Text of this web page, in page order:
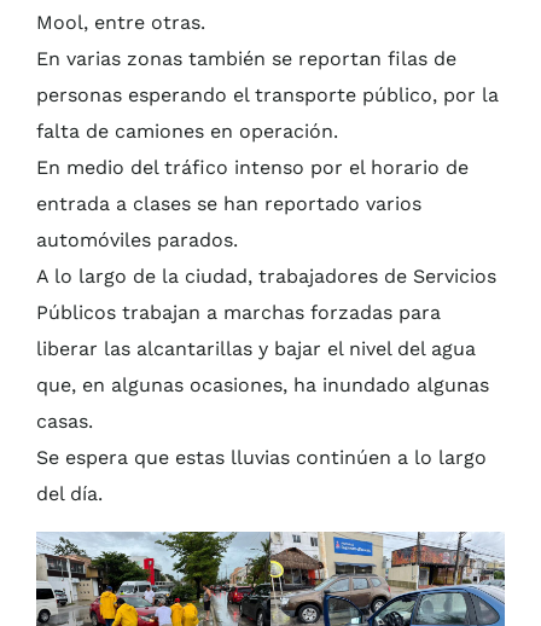
Mool, entre otras.
En varias zonas también se reportan filas de
personas esperando el transporte público, por la
falta de camiones en operación.
En medio del tráfico intenso por el horario de
entrada a clases se han reportado varios
automóviles parados.
A lo largo de la ciudad, trabajadores de Servicios
Públicos trabajan a marchas forzadas para
liberar las alcantarillas y bajar el nivel del agua
que, en algunas ocasiones, ha inundado algunas
casas.
Se espera que estas lluvias continúen a lo largo
del día.